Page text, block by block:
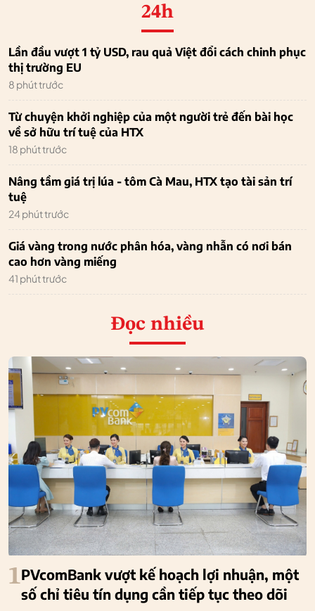
24h
Lần đầu vượt 1 tỷ USD, rau quả Việt đổi cách chinh phục
thị trường EU
8 phút trước
Từ chuyện khởi nghiệp của một người trẻ đến bài học
về sở hữu trí tuệ của HTX
18 phút trước
Nâng tầm giá trị lúa - tôm Cà Mau, HTX tạo tài sản trí
tuệ
24 phút trước
Giá vàng trong nước phân hóa, vàng nhẫn có nơi bán
cao hơn vàng miếng
41 phút trước
Đọc nhiều
1PVcomBank vượt kế hoạch lợi nhuận, một
số chỉ tiêu tín dụng cần tiếp tục theo dõi